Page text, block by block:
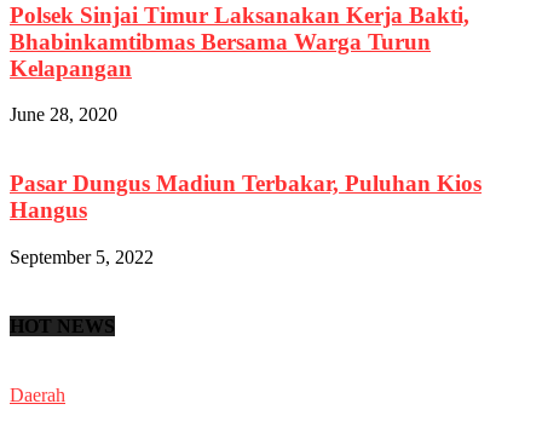
Polsek Sinjai Timur Laksanakan Kerja Bakti,
Bhabinkamtibmas Bersama Warga Turun
Kelapangan
June 28, 2020
Pasar Dungus Madiun Terbakar, Puluhan Kios
Hangus
September 5, 2022
HOT NEWS
Daerah